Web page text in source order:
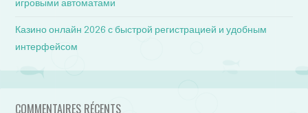
игровыми автоматами
Казино онлайн 2026 с быстрой регистрацией и удобным
интерфейсом
COMMENTAIRES RÉCENTS